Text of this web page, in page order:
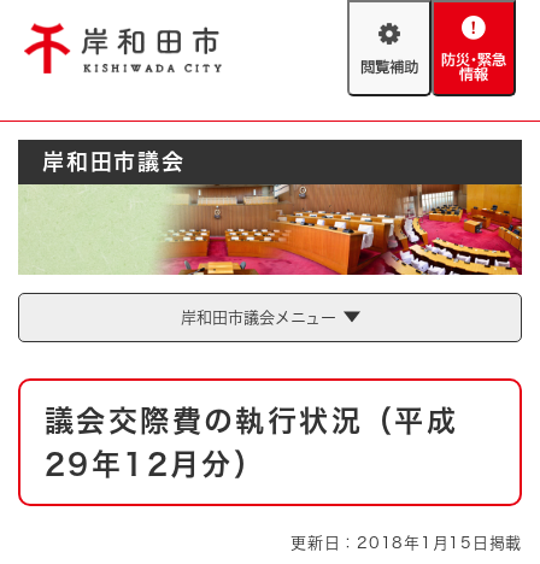
閲
助
防
緊
情
報
Foreign language
やさしい日本語
とじる
防災・緊急情報
ハザードマップ AED設置箇所
とじる
岸和田市議会
岸和田市議会メニュー
本
議会交際費の執行状況（平成
29年12月分）
更新日：2018年1月15日掲載